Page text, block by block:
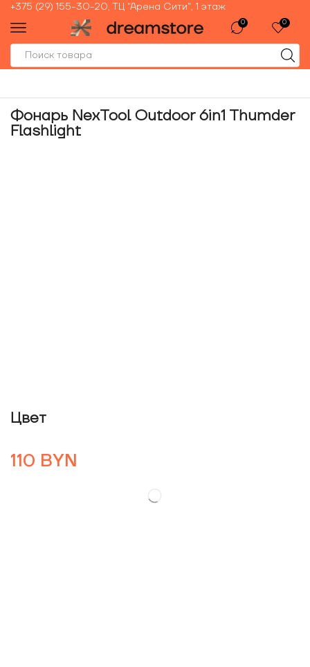
+375 (29) 155-30-20, ТЦ "Арена Сити", 1 этаж
0 0
Фонарь NexTool Outdoor 6in1 Thumder
Flashlight
Цвет
110 BYN